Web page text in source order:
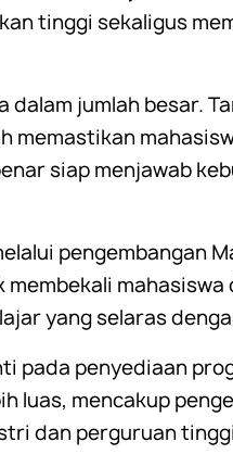
tinggi sekaligus
jumlah besar.
memastikan
siap menjawab
pengembangan
yang selaras
pada penyediaan
luas, mencakup
dan perguruan